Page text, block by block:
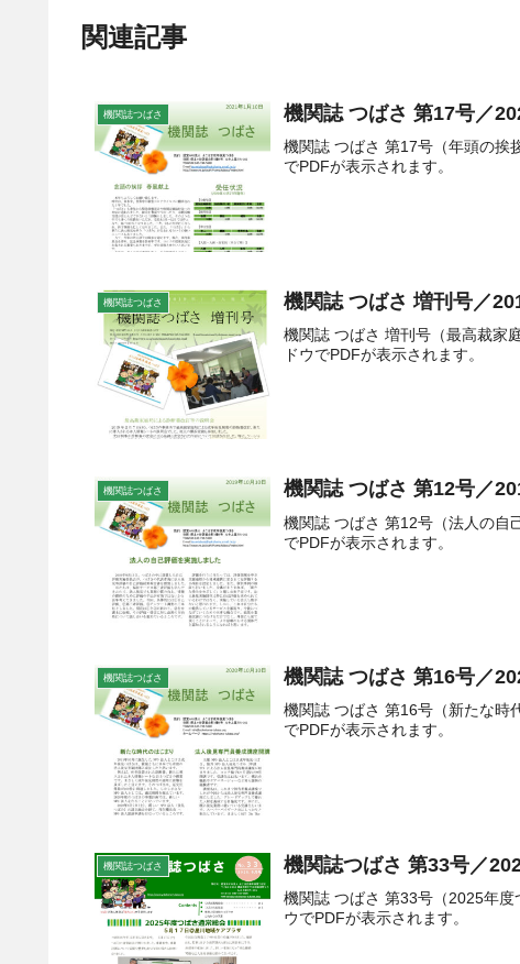
関連記事
機関誌つばさ 機関誌 つばさ 第17号／
機関誌 つばさ 第17号（年頭の
でPDFが表示されます。
機関誌つばさ 機関誌 つばさ 増刊号／
機関誌 つばさ 増刊号（最高裁家
ドウでPDFが表示されます。
機関誌つばさ 機関誌 つばさ 第12号／
機関誌 つばさ 第12号（法人の自
でPDFが表示されます。
機関誌つばさ 機関誌 つばさ 第16号／
機関誌 つばさ 第16号（新たな時
でPDFが表示されます。
機関誌つばさ 機関誌つばさ 第33号／
機関誌 つばさ 第33号（2025年
ウでPDFが表示されます。